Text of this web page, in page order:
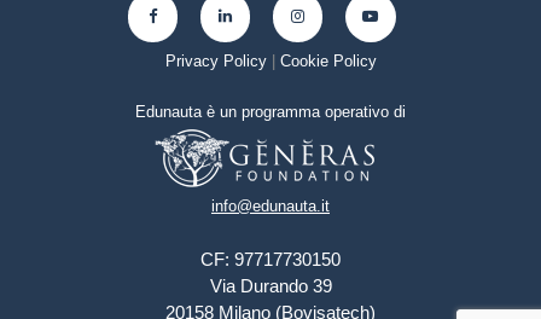
Privacy Policy| Cookie Policy
Edunauta è un programma operativo di
info@edunauta.it
CF: 97717730150
Via Durando 39
20158 Milano (Bovisatech)